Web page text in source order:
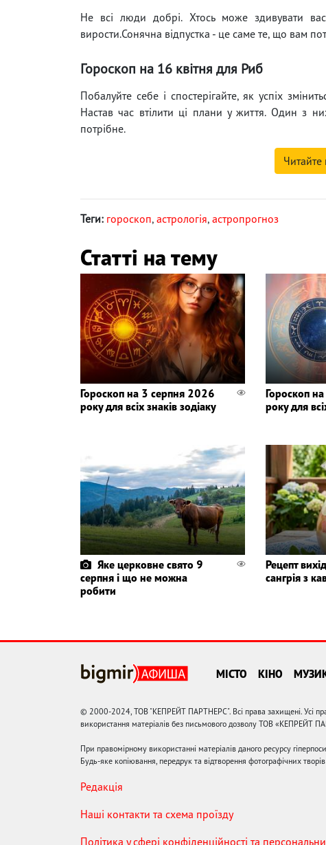
Не всі люди добрі. Хтось може здивувати
вирости.Сонячна відпустка - це саме те, що вам
Гороскоп на 16 квітня для Риб
Побалуйте себе і спостерігайте, як успіх
Настав час втілити ці плани у життя. Один з
потрібне.
Читайте
Теги: гороскоп, астрологія, астропрогноз
Статті на тему
Гороскоп на 3 серпня 2026
року для всіх знаків зодіаку
Гороскоп
року для
Яке церковне свято 9
серпня і що не можна
робити
Рецепт
сангрія з
МІСТО КІНО
© 2000-2024, ТОВ "КЕПРЕЙТ ПАРТНЕРС". Всі права захищені. Усі
використання матеріалів без письмового дозволу ТОВ «КЕПРЕЙТ
При правомірному використанні матеріалів даного ресурсу
Будь-яке копіювання, передрук та відтворення фотографічних
Редакція
Наші контакти та схема проїзду
Політика у сфері конфіденційності та